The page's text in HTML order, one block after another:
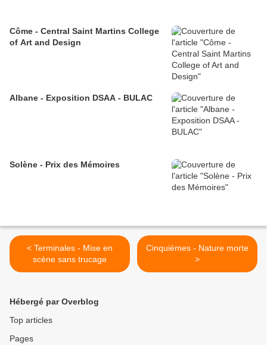
Côme - Central Saint Martins College
of Art and Design
Albane - Exposition DSAA - BULAC
Solène - Prix des Mémoires
< Terminales - Mise en
scène sans trucage
Cinquièmes - Nature morte
>
Hébergé par Overblog
Top articles
Pages